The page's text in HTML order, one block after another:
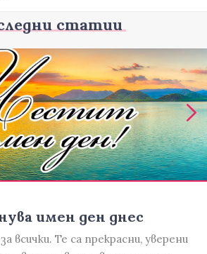
статии
имен ден днес
всички. Те са прекрасни, уверени